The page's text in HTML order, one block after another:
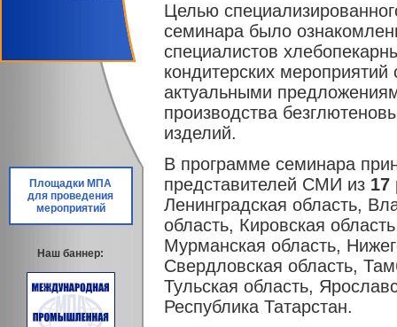
Площадки МПА
для проведения
мероприятий
Наш баннер:
Целью
семинара было
специалистов
кондитерских
актуальными
производства
изделий.
В программе семинара
представителей СМИ из 17
Ленинградская область,
область, Кировская
Мурманская область,
Свердловская область,
Тульская область,
Республика Татарстан.